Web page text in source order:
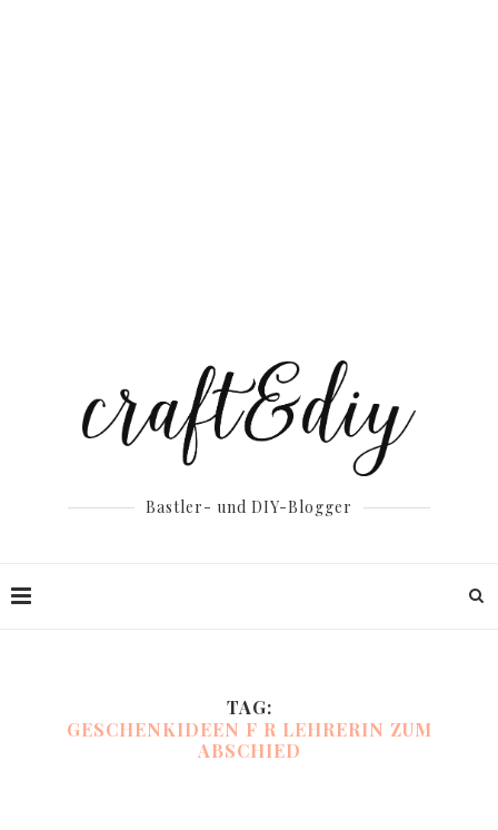
Bastler- und DIY-Blogger
TAG:
GESCHENKIDEEN F R LEHRERIN ZUM
ABSCHIED